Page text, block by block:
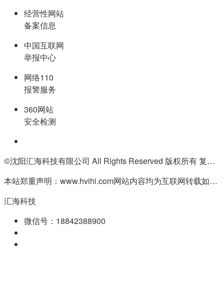
经营性网站
备案信息
中国互联网
举报中心
网络110
报警服务
360网站
安全检测
©沈阳汇海科技有限公司 All Rights Reserved 版权所有 复制必究
本站郑重声明：www.hvihi.com网站内容均为互联网转载如有侵权请联系QQ:55506560删除
汇海科技
微信号：18842388900